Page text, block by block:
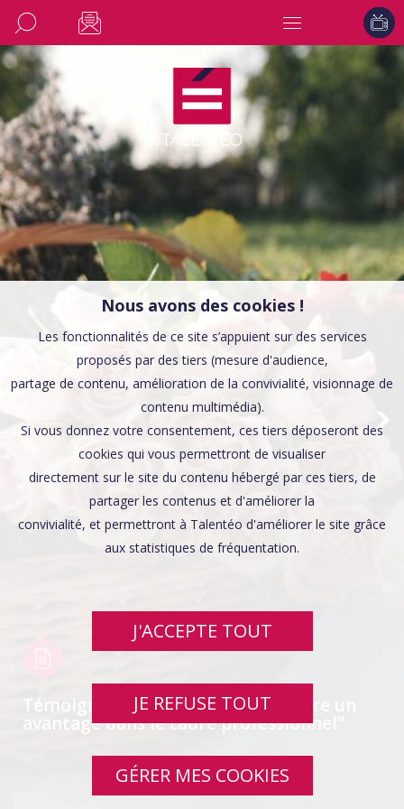
CULTURE
Témoignage: "Le handicap peut être un
avantage dans le cadre professionnel"
Affaires sensibles
Nous avons des cookies !
Les fonctionnalités de ce site s’appuient sur des services
proposés par des tiers (mesure d'audience,
partage de contenu, amélioration de la convivialité, visionnage de
contenu multimédia).
Si vous donnez votre consentement, ces tiers déposeront des
cookies qui vous permettront de visualiser
directement sur le site du contenu hébergé par ces tiers, de
partager les contenus et d'améliorer la
convivialité, et permettront à Talentéo d'améliorer le site grâce
aux statistiques de fréquentation.
J'ACCEPTE TOUT
JE REFUSE TOUT
GÉRER MES COOKIES